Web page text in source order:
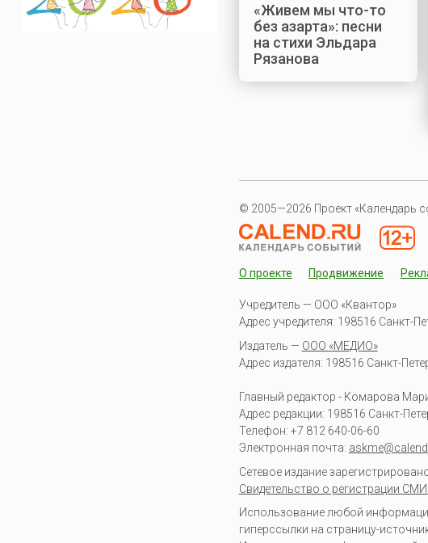
«Живем мы что-то
без азарта»: песни
на стихи Эльдара
Рязанова
© 2005—2026 Проект «Календарь
О проекте Продвижение
Учредитель — ООО «Квантор»
Адрес учредителя: 198516 Санкт-
Издатель — ООО «МЕДИО»
Адрес издателя: 198516 Санкт-
Главный редактор - Комарова
Адрес редакции: 198516 Санкт-
Телефон: +7 812 640-06-60
Электронная почта:
Сетевое издание
Свидетельство о регистрации
Использование любой
гиперссылки на страницу-